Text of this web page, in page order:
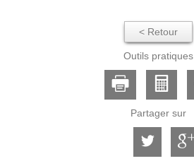
< Retour
Outils pratiques
Partager sur